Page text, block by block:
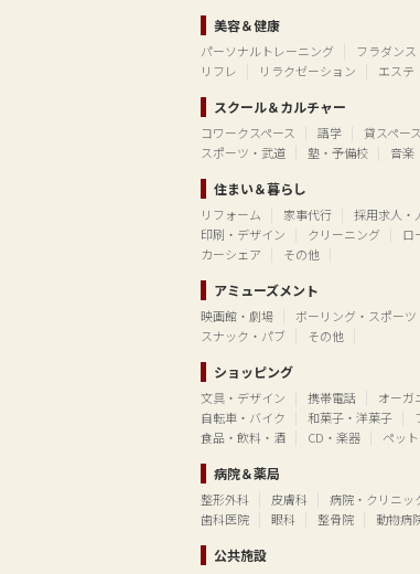
美容＆健康
パーソナルトレーニング フラダンス
リフレ
リラクゼーション エステ
スクール＆カルチャー
コワークスペース 語学 貸スペース
スポーツ・武道
塾・予備校 音楽
住まい＆暮らし
リフォーム 家事代行 採用求人・
印刷・デザイン
クリーニング ロ
カーシェア
その他
アミューズメント
映画館・劇場 ボーリング・スポーツ
スナック・パブ
その他
ショッピング
文具・デザイン 携帯電話 オーガ
自転車・バイク
和菓子・洋菓子
食品・飲料・酒
CD・楽器 ペット
病院＆薬局
整形外科 皮膚科 病院・クリニッ
歯科医院
眼科 整骨院 動物病
公共施設